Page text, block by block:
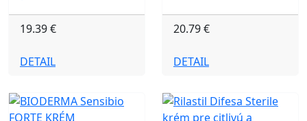
19.39 €
DETAIL
20.79 €
DETAIL